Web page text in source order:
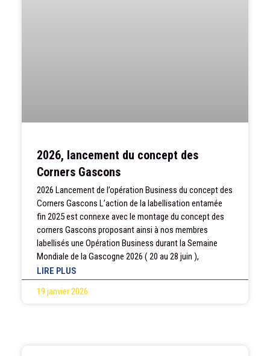
2026, lancement du concept des
Corners Gascons
2026 Lancement de l’opération Business du concept des
Corners Gascons L’action de la labellisation entamée
fin 2025 est connexe avec le montage du concept des
corners Gascons proposant ainsi à nos membres
labellisés une Opération Business durant la Semaine
Mondiale de la Gascogne 2026 ( 20 au 28 juin ),
LIRE PLUS
19 janvier 2026